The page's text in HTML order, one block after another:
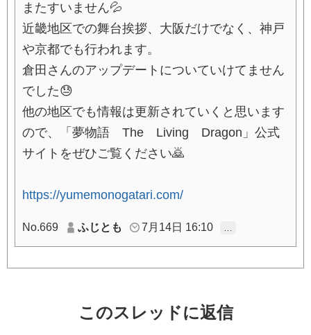
またすいません💦
近畿地区での舞台挨拶、大阪だけでなく、神戸
や京都でも行われます。
倉田さんのアップデートについていけてません
でした😓
他の地区でも情報は更新されていくと思います
ので、「夢物語 The Living Dragon」公式
サイトをぜひご覧ください🙇
https://yumemonogatari.com/
No.669 ふじとも 7月14日 16:10
このスレッドに返信